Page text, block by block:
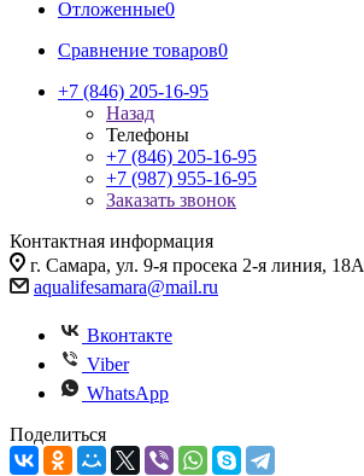
Отложенные0
Сравнение товаров0
+7 (846) 205-16-95
Назад
Телефоны
+7 (846) 205-16-95
+7 (987) 955-16-95
Заказать звонок
Контактная информация
г. Самара, ул. 9-я просека 2-я линия, 18А
aqualifesamara@mail.ru
Вконтакте
Viber
WhatsApp
Поделиться